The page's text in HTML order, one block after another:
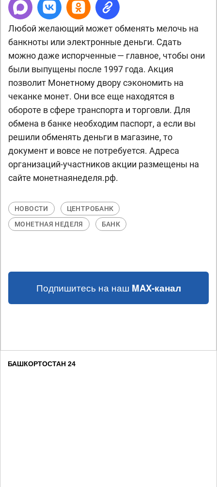
Любой желающий может обменять мелочь на
банкноты или электронные деньги. Сдать
можно даже испорченные — главное, чтобы они
были выпущены после 1997 года. Акция
позволит Монетному двору сэкономить на
чеканке монет. Они все еще находятся в
обороте в сфере транспорта и торговли. Для
обмена в банке необходим паспорт, а если вы
решили обменять деньги в магазине, то
документ и вовсе не потребуется. Адреса
организаций-участников акции размещены на
сайте монетнаянеделя.рф.
НОВОСТИ
ЦЕНТРОБАНК
МОНЕТНАЯ НЕДЕЛЯ
БАНК
Подпишитесь на наш MAX-канал
БАШКОРТОСТАН 24